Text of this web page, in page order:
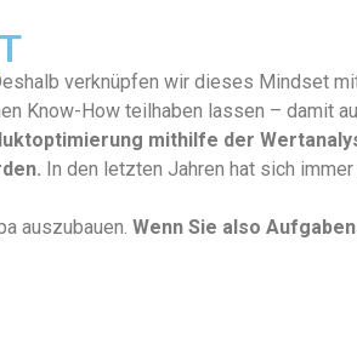
verknüpfen wir dieses Mind­set
Know-How teil­haben lassen – damit
mith­il­fe der
In den let­zten Jahren hat sich
auszubauen. Wenn Sie also